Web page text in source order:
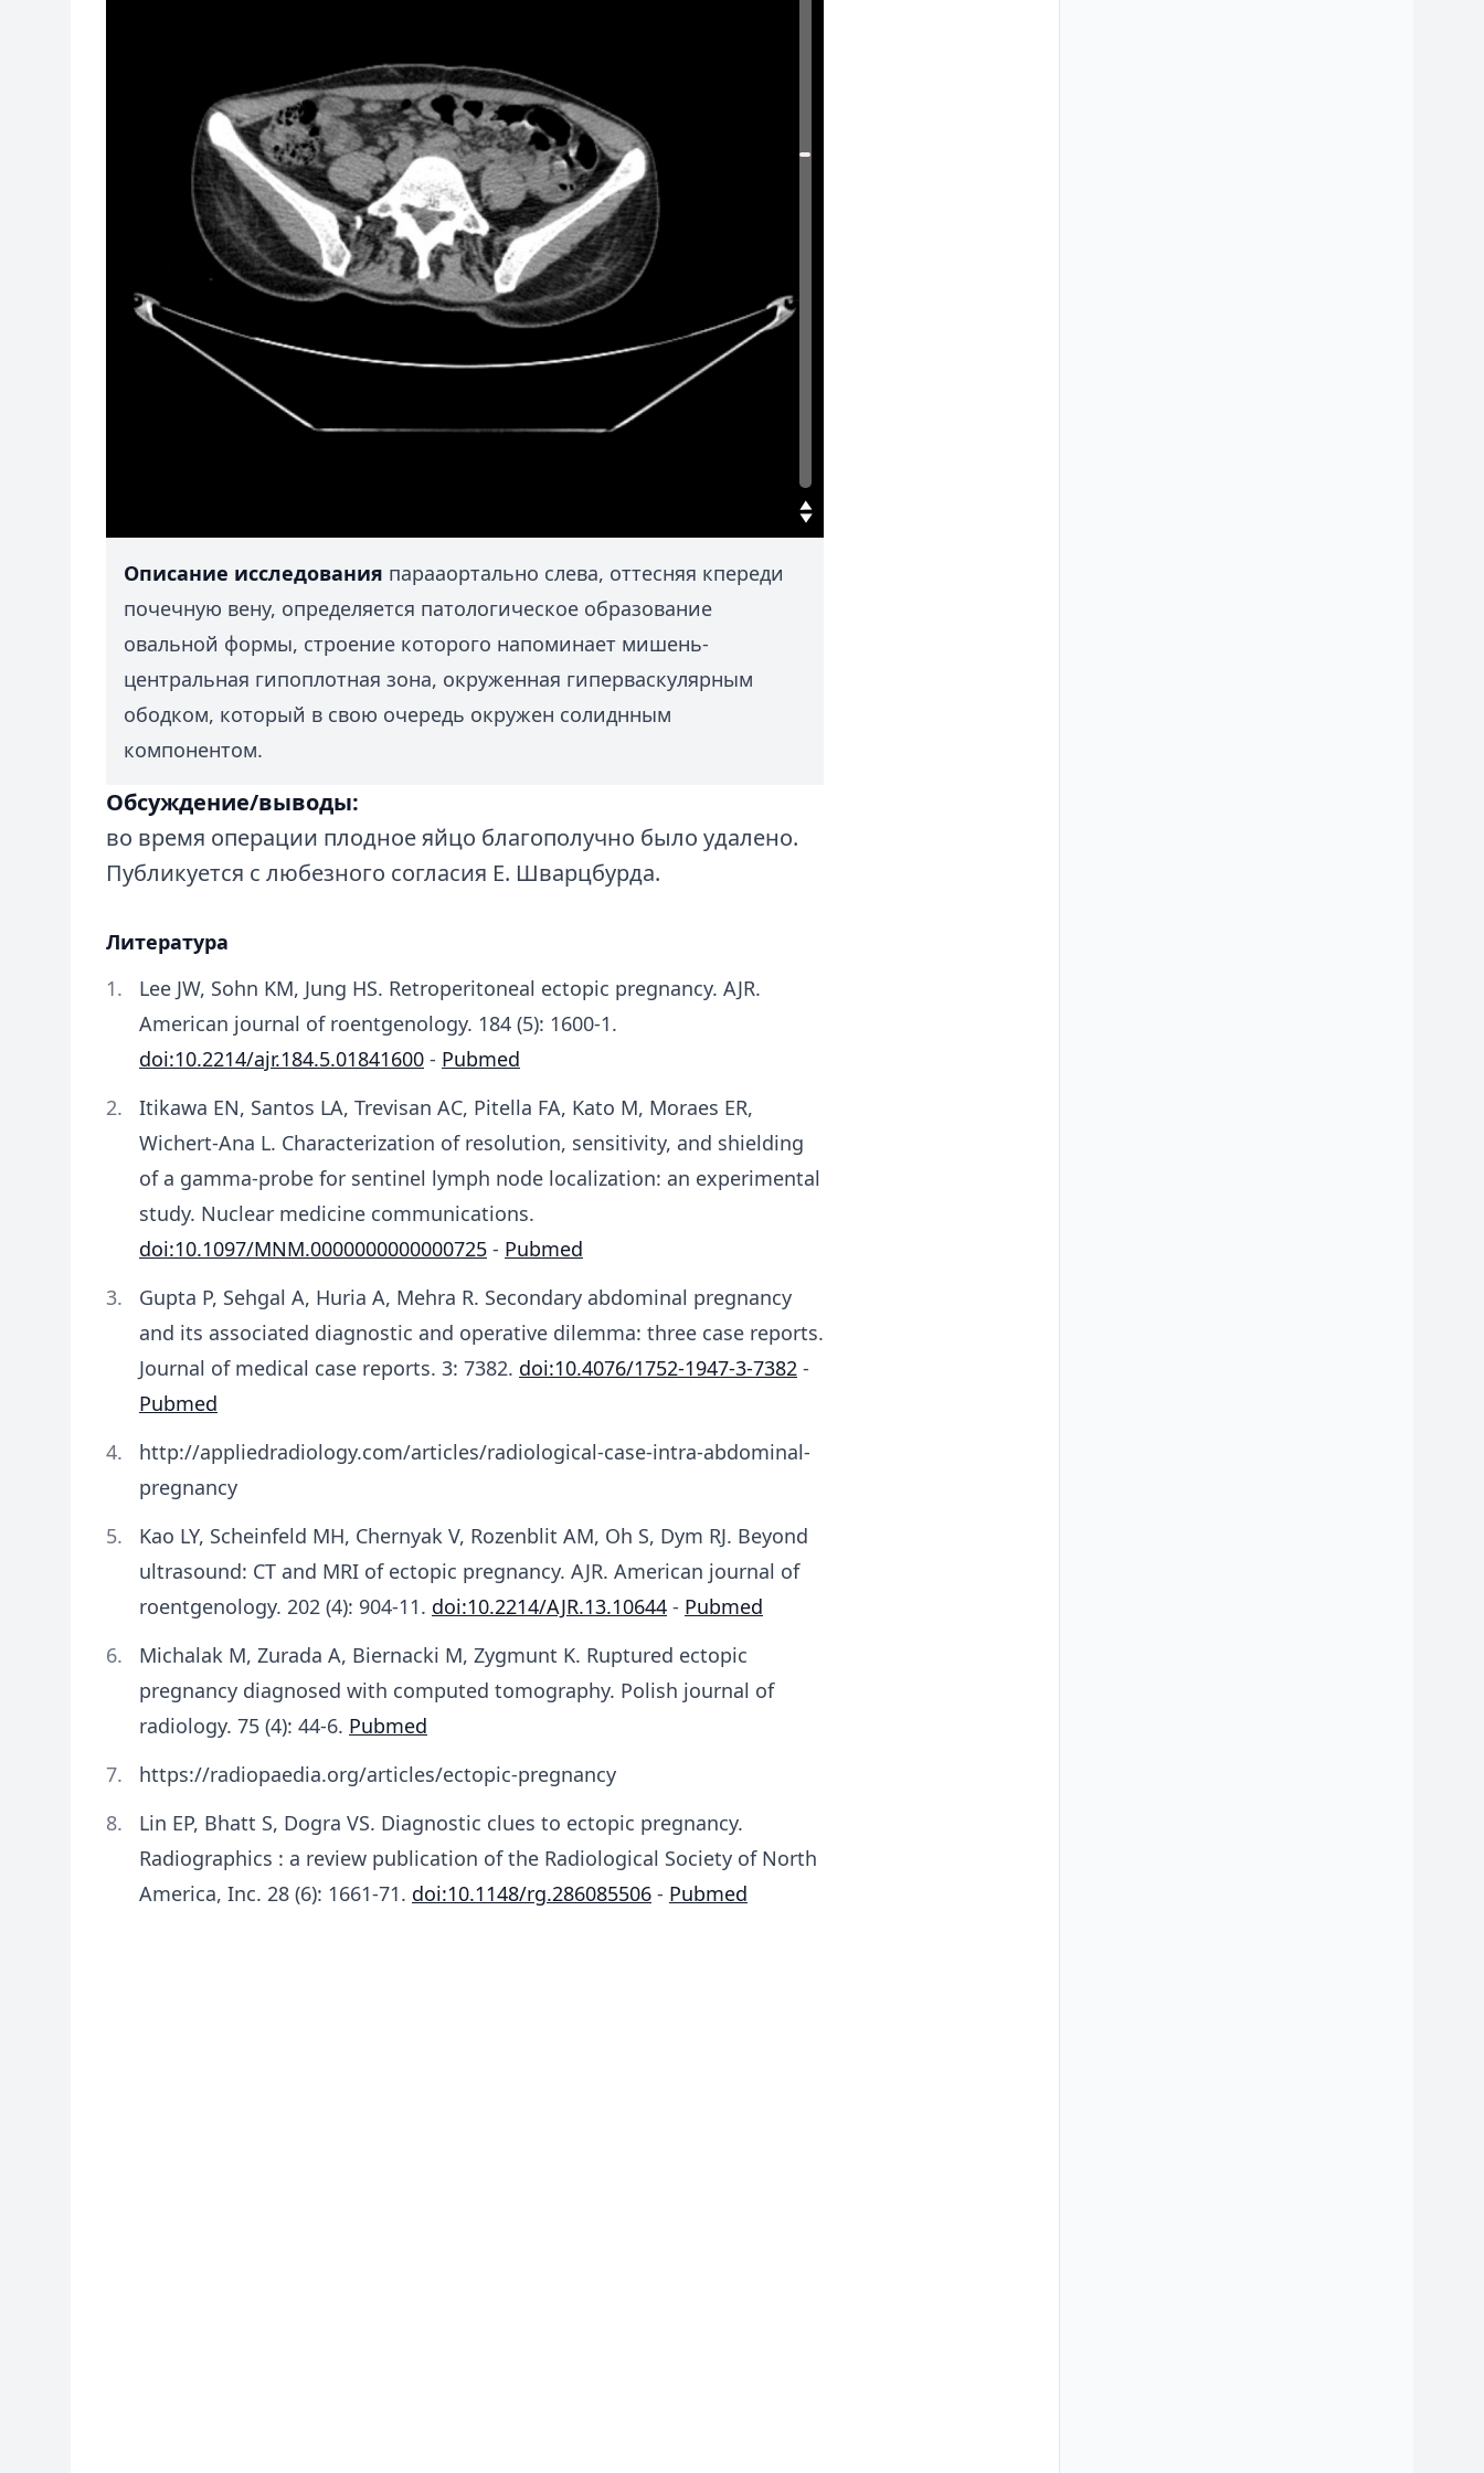
Описание исследования парааортально слева, оттесняя кпереди
почечную вену, определяется патологическое образование
овальной формы, строение которого напоминает мишень-
центральная гипоплотная зона, окруженная гиперваскулярным
ободком, который в свою очередь окружен солиднным
компонентом.
Обсуждение/выводы:
во время операции плодное яйцо благополучно было удалено.
Публикуется с любезного согласия Е. Шварцбурда.
Литература
Lee JW, Sohn KM, Jung HS. Retroperitoneal ectopic pregnancy. AJR.
American journal of roentgenology. 184 (5): 1600-1.
doi:10.2214/ajr.184.5.01841600 - Pubmed
Itikawa EN, Santos LA, Trevisan AC, Pitella FA, Kato M, Moraes ER,
Wichert-Ana L. Characterization of resolution, sensitivity, and shielding
of a gamma-probe for sentinel lymph node localization: an experimental
study. Nuclear medicine communications.
doi:10.1097/MNM.0000000000000725 - Pubmed
Gupta P, Sehgal A, Huria A, Mehra R. Secondary abdominal pregnancy
and its associated diagnostic and operative dilemma: three case reports.
Journal of medical case reports. 3: 7382. doi:10.4076/1752-1947-3-7382 -
Pubmed
http://appliedradiology.com/articles/radiological-case-intra-abdominal-
pregnancy
Kao LY, Scheinfeld MH, Chernyak V, Rozenblit AM, Oh S, Dym RJ. Beyond
ultrasound: CT and MRI of ectopic pregnancy. AJR. American journal of
roentgenology. 202 (4): 904-11. doi:10.2214/AJR.13.10644 - Pubmed
Michalak M, Zurada A, Biernacki M, Zygmunt K. Ruptured ectopic
pregnancy diagnosed with computed tomography. Polish journal of
radiology. 75 (4): 44-6. Pubmed
https://radiopaedia.org/articles/ectopic-pregnancy
Lin EP, Bhatt S, Dogra VS. Diagnostic clues to ectopic pregnancy.
Radiographics : a review publication of the Radiological Society of North
America, Inc. 28 (6): 1661-71. doi:10.1148/rg.286085506 - Pubmed